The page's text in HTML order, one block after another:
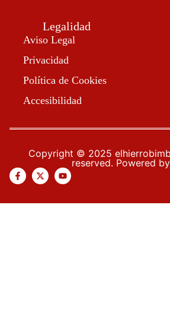
Legalidad
Aviso Legal
Privacidad
Política de Cookies
Accesibilidad
Copyright © 2025
reserved. Powered by